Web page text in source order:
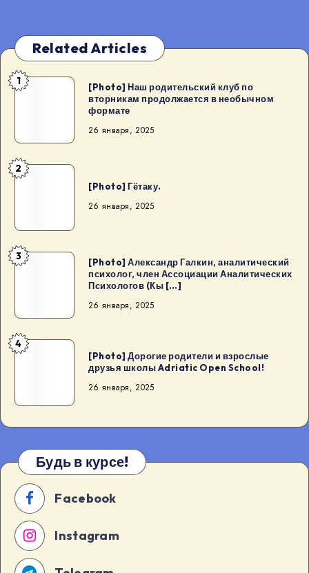
Related Articles
[Photo]
клуб
вторникам
необычном
1
[Photo] Наш родительский клуб по
вторникам продолжается в необычном
формате
26 января, 2025
[Photo]
2
[Photo] Гётаку.
26 января, 2025
[Photo]
аналитический
член
Психологов
[…]
3
[Photo] Александр Галкин, аналитический
психолог, член Ассоциации Аналитических
Психологов (Кы […]
26 января, 2025
[Photo]
и
школы
Adriatic
Open
School!
4
[Photo] Дорогие родители и взрослые
друзья школы Adriatic Open School!
26 января, 2025
Будь в курсе!
Facebook
Instagram